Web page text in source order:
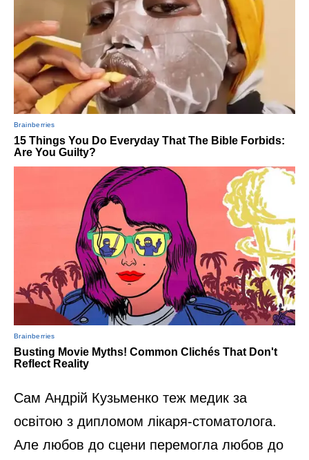
Сам Андрій Кузьменко теж медик за
освітою з дипломом лікаря-стоматолога.
Але любов до сцени перемогла любов до